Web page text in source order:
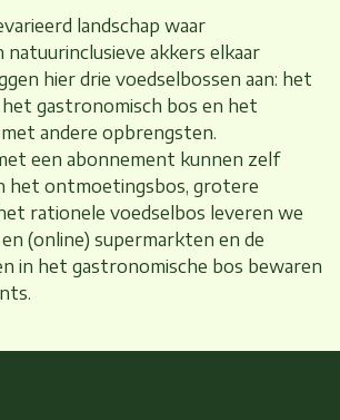
landschap waar
natuurinclusieve akkers elkaar
hier drie voedselbossen aan: het
gastronomisch bos en het
andere opbrengsten.
een abonnement kunnen zelf
het ontmoetingsbos, grotere
rationele voedselbos leveren we
(online) supermarkten en de
in het gastronomische bos bewaren